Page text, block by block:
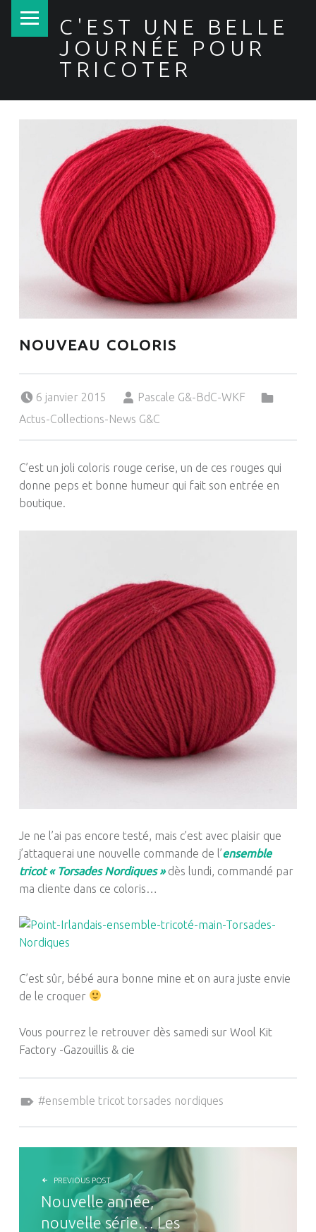
C'EST UNE BELLE
JOURNÉE POUR
TRICOTER
NOUVEAU COLORIS
6 janvier 2015
Pascale G&-BdC-WKF
Actus-Collections-News G&C
C’est un joli coloris rouge cerise, un de ces rouges qui
donne peps et bonne humeur qui fait son entrée en
boutique.
Je ne l’ai pas encore testé, mais c’est avec plaisir que
j’attaquerai une nouvelle commande de l’ensemble
tricot « Torsades Nordiques »dès lundi, commandé par
ma cliente dans ce coloris…
C’est sûr, bébé aura bonne mine et on aura juste envie
de le croquer
Vous pourrez le retrouver dès samedi sur Wool Kit
Factory -Gazouillis & cie
ensemble tricot torsades nordiques
NAVIGATION DE L’ARTICLE
PREVIOUS POST
Nouvelle année,
nouvelle série… Les